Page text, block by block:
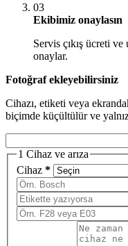
03
Ekibimiz onaylasın
Servis çıkış ücreti
onaylar.
Fotoğraf ekleyebilirsiniz
Cihazı, etiketi veya
biçimde küçültülür ve
1 Cihaz ve arıza
Cihaz *